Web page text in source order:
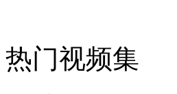
山西运城恶犬咬伤多人 警民
热门视频集